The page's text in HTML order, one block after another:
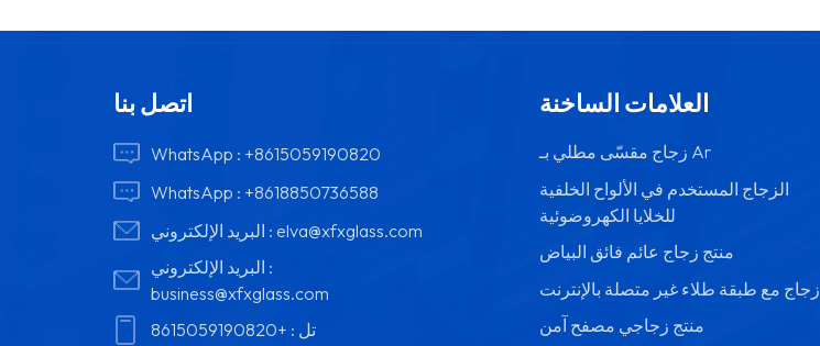
اتصل بنا
WhatsApp : +8615059190820
WhatsApp : +8618850736588
البريد الإلكتروني : elva@xfxglass.com
البريد الإلكتروني :
business@xfxglass.com
تل : +8615059190820
العلامات الساخنة
زجاج مقسّى مطلي بـ Ar
الزجاج المستخدم في الألواح الخلفية
للخلايا الكهروضوئية
منتج زجاج عائم فائق البياض
زجاج مع طبقة طلاء غير متصلة بالإنترنت
منتج زجاجي مصفح آمن